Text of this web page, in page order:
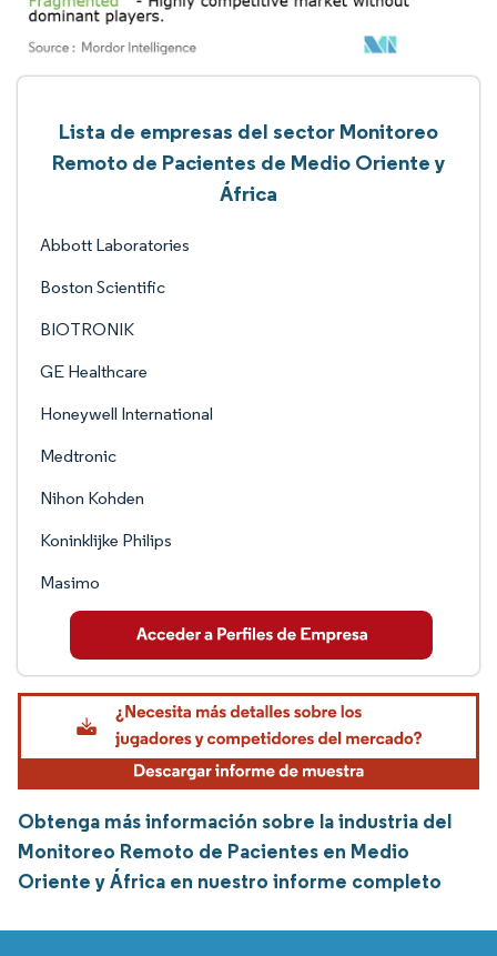
Lista de empresas del sector Monitoreo
Remoto de Pacientes de Medio Oriente y
África
Abbott Laboratories
Boston Scientific
BIOTRONIK
GE Healthcare
Honeywell International
Medtronic
Nihon Kohden
Koninklijke Philips
Masimo
Obtenga más información sobre la industria del
Monitoreo Remoto de Pacientes en Medio
Oriente y África en nuestro informe completo